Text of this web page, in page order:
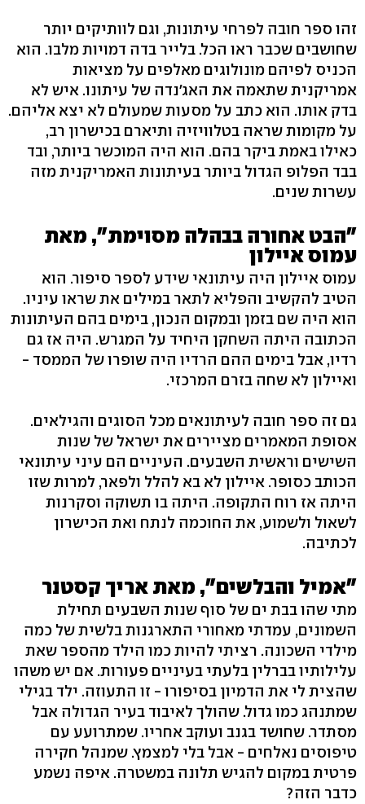
זהו ספר חובה לפרחי עיתונות, וגם לוותיקים יותר
שחושבים שכבר ראו הכל. בלייר בדה דמויות מלבו. הוא
הכניס לפיהם מונולוגים מאלפים על מציאות
אמריקנית שתאמה את האג'נדה של עיתונו. איש לא
בדק אותו. הוא כתב על מסעות שמעולם לא יצא אליהם.
על מקומות שראה בטלוויזיה ותיארם בכישרון רב,
כאילו באמת ביקר בהם. הוא היה המוכשר ביותר, ובד
בבד הפלופ הגדול ביותר בעיתונות האמריקנית מזה
עשרות שנים.
"הבט אחורה בבהלה מסוימת", מאת
עמוס איילון
עמוס איילון היה עיתונאי שידע לספר סיפור. הוא
הטיב להקשיב והפליא לתאר במילים את שראו עיניו.
הוא היה שם בזמן ובמקום הנכון, בימים בהם העיתונות
הכתובה היתה השחקן היחיד על המגרש. היה אז גם
רדיו, אבל בימים ההם הרדיו היה שופרו של הממסד -
ואיילון לא שחה בזרם המרכזי.
גם זה ספר חובה לעיתונאים מכל הסוגים והגילאים.
אסופת המאמרים מציירים את ישראל של שנות
השישים וראשית השבעים. העיניים הם עיני עיתונאי
הכותב כסופר. איילון לא בא להלל ולפאר, למרות שזו
היתה אז רוח התקופה. היתה בו תשוקה וסקרנות
לשאול ולשמוע, את החוכמה לנתח ואת הכישרון
לכתיבה.
"אמיל והבלשים", מאת אריך קסטנר
מתי שהו בבת ים של סוף שנות השבעים תחילת
השמונים, עמדתי מאחורי התארגנות בלשית של כמה
מילדי השכונה. רציתי להיות כמו הילד מהספר שאת
עלילותיו בברלין בלעתי בעיניים פעורות. אם יש משהו
שהצית לי את הדמיון בסיפורו - זו התעוזה. ילד בגילי
שמתנהג כמו גדול. שהולך לאיבוד בעיר הגדולה אבל
מסתדר. שחושד בגנב ועוקב אחריו. שמתרועע עם
טיפוסים נאלחים - אבל בלי למצמץ. שמנהל חקירה
פרטית במקום להגיש תלונה במשטרה. איפה נשמע
כדבר הזה?